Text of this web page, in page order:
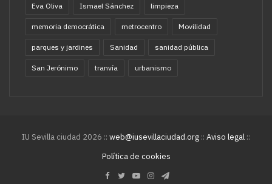
Eva Oliva Ismael Sánchez limpieza
memoria democrática metrocentro Movilidad
parques y jardines Sanidad sanidad pública
San Jerónimo tranvía urbanismo
IU Sevilla ciudad 2026 :: web@iusevillaciudad.org :: Aviso legal ::
Política de cookies
Facebook
TwitterYouTubeInstagram
Telegram